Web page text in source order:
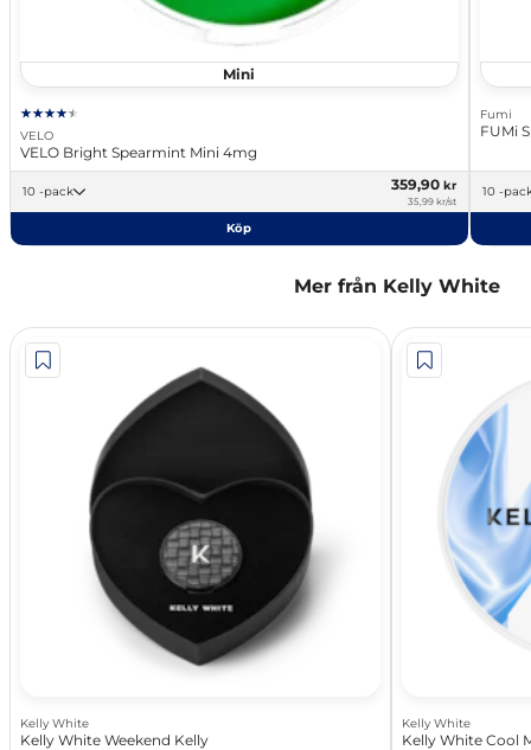
Mini
VELO
VELO Bright Spearmint Mini 4mg
10 -pack 359,90 kr
35,99 kr/st
Köp
Fumi
FUMi
10 -
Mer från Kelly White
Kelly White
Kelly White Weekend Kelly
Kelly White
Kelly White Cool